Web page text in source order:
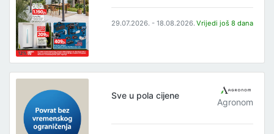
29.07.2026. - 18.08.2026. Vrijedi još 8 dana
Sve u pola cijene
Agronom